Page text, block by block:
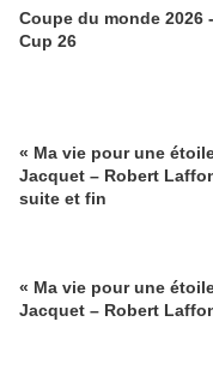
Coupe du monde 2026
Cup 26
« Ma vie pour une
Jacquet – Robert
suite et fin
« Ma vie pour une
Jacquet – Robert